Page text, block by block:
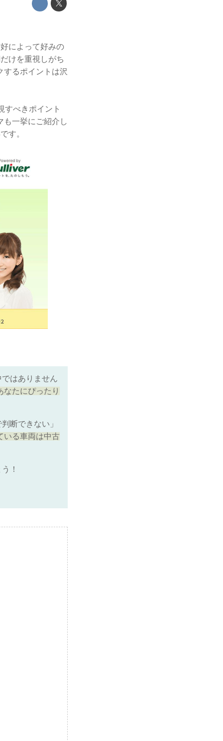
によって好みの
けを重視しがち
するポイントは沢
すべきポイント
も一挙にご紹介し
す。
はありません
なたにぴったり
断できない」
いる車両は中古
！